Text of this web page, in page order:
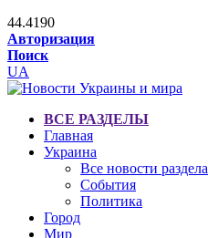
44.4190
Авторизация
Поиск
UA
ВСЕ РАЗДЕЛЫ
Главная
Украина
Все новости раздела
События
Политика
Город
Мир